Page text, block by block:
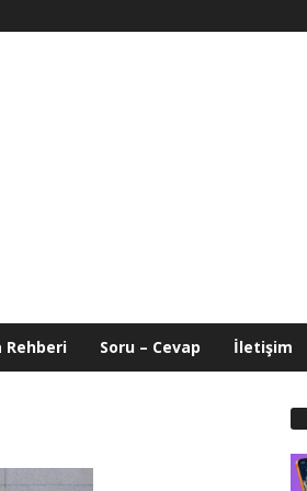
Rehberi Soru – Cevap İletişim